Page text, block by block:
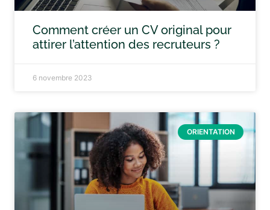
Comment créer un CV original pour
attirer l’attention des recruteurs ?
6 novembre 2023
ORIENTATION